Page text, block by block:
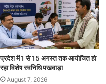
प्रदेश में 1 से 15 अगस्त तक आयोजित हो
रहा विशेष स्वनिधि पखवाड़ा
August 7, 2026